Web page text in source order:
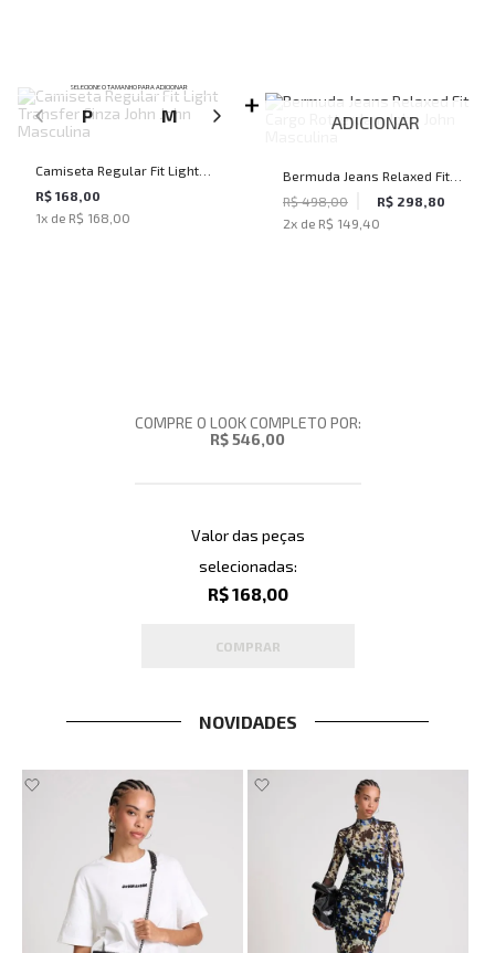
SELECIONE O TAMANHO PARA ADICIONAR
P M G GG
Camiseta Regular Fit Light
Transfer Cinza John John
Masculina
R$ 168,00
1x de R$ 168,00
ADICIONAR
Bermuda Jeans Relaxed Fit
Cargo Rotterdam John John
Masculina
R$ 498,00
R$ 298,80
2x de R$ 149,40
COMPRE O LOOK COMPLETO POR:
R$ 546,00
Valor das peças
selecionadas:
R$ 168,00
COMPRAR
NOVIDADES